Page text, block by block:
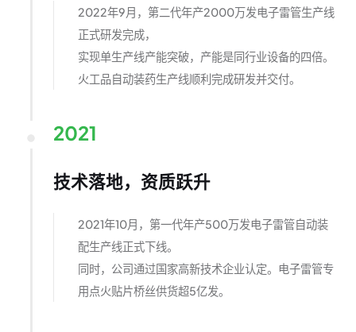
2022年9月，第二代年产2000万发电子雷管生产线
正式研发完成，
实现单生产线产能突破，产能是同行业设备的四倍。
火工品自动装药生产线顺利完成研发并交付。
2021
技术落地，资质跃升
2021年10月，第一代年产500万发电子雷管自动装
配生产线正式下线。
同时，公司通过国家高新技术企业认定。电子雷管专
用点火贴片桥丝供货超5亿发。